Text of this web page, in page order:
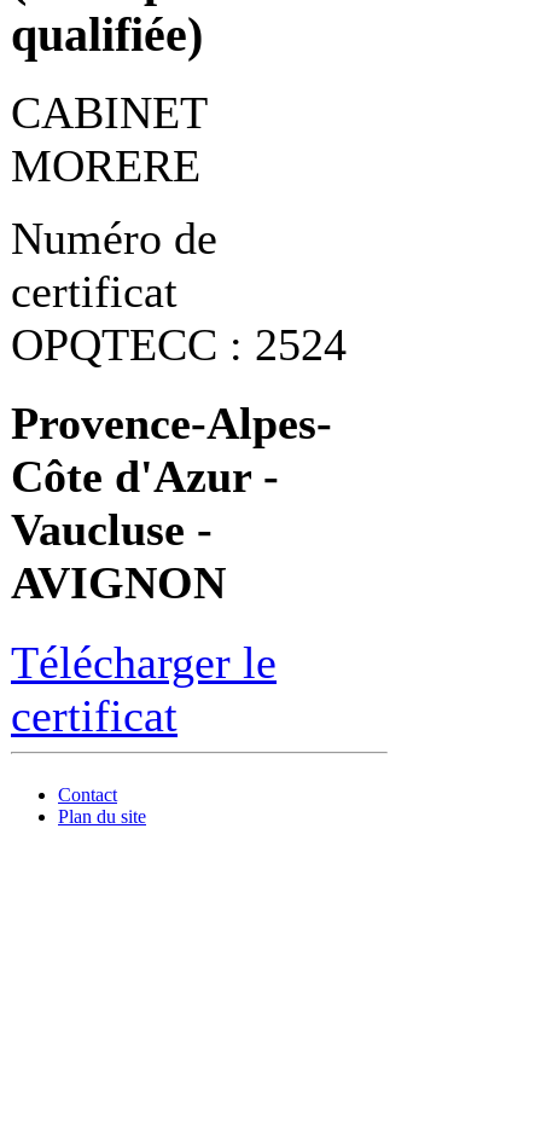
qualifiée)
CABINET
MORERE
Numéro de
certificat
OPQTECC : 2524
Provence-Alpes-
Côte d'Azur -
Vaucluse -
AVIGNON
Télécharger le
certificat
Contact
Plan du site